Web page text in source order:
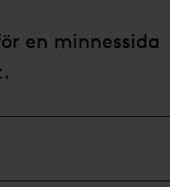
en minnessida